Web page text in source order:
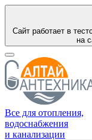
Сайт работает в
на
Все для отопления,
водоснабжения
и канализации